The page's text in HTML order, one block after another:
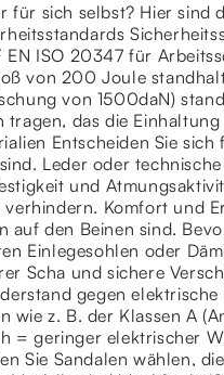
sich selbst? Hier sind
ISO 20347 für
von 200 Joule
von 1500daN)
das die
Entscheiden Sie sich
Leder oder
und
Komfort und
den Beinen sind.
Einlegesohlen oder
Scha und sichere
gegen elektrische
wie z. B. der Klassen A
= geringer elektrischer
Sie Sandalen wählen,